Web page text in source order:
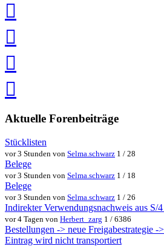
teilen
speichern
via
teilenteilen
Aktuelle Forenbeiträge
Stücklisten
vor 3 Stunden von Selma.schwarz 1 / 28
Belege
vor 3 Stunden von Selma.schwarz 1 / 18
Belege
vor 3 Stunden von Selma.schwarz 1 / 26
Indirekter Verwendungsnachweis aus S/
vor 4 Tagen von Herbert_zarg 1 / 6386
Bestellungen -> neue Freigabestrategie
Eintrag wird nicht transportiert